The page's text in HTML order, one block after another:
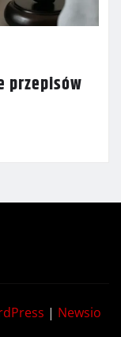
przepisów
| Newsio